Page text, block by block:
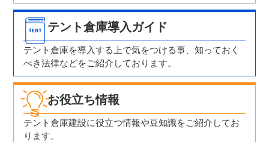
テント倉庫導入ガイド
テント倉庫を導入する上で気をつける事、知っておく
べき法律などをご紹介しております。
お役立ち情報
テント倉庫建設に役立つ情報や豆知識をご紹介してお
ります。